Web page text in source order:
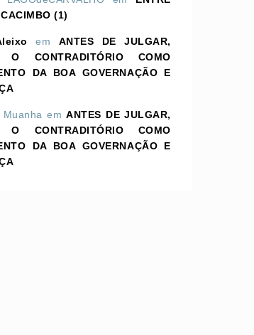
(1)
em ANTES DE JULGAR,
O CONTRADITÓRIO COMO
DA BOA GOVERNAÇÃO E
Muanha emANTES DE JULGAR,
O CONTRADITÓRIO COMO
DA BOA GOVERNAÇÃO E